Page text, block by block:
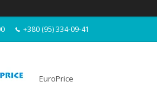
+380 (95) 334-09-41
EuroPrice